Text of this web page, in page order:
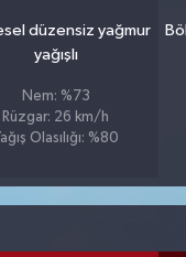
düzensiz yağmur
yağışlı
Nem: %73
Rüzgar: 26 km/h
Olasılığı: %80